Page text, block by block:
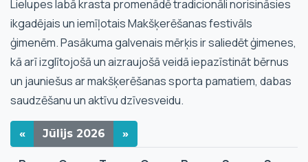
Lielupes labā krasta promenādē tradicionāli norisināsies
ikgadējais un iemīļotais Makšķerēšanas festivāls
ģimenēm. Pasākuma galvenais mērķis ir saliedēt ģimenes,
kā arī izglītojošā un aizraujošā veidā iepazīstināt bērnus
un jauniešus ar makšķerēšanas sporta pamatiem, dabas
saudzēšanu un aktīvu dzīvesveidu.
« Jūlijs 2026 »